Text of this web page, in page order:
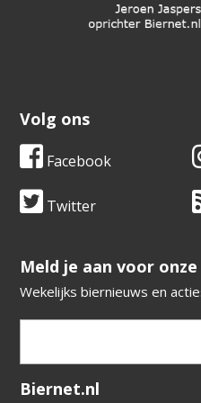
Volg ons
Facebook
Twitter
​​​​​​​Meld je aan voor
Wekelijks biernieuws en
Verification code:
Biernet.nl